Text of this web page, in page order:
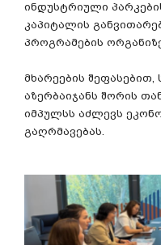
ინდუსტრიული
კაპიტალის
პროგრამების
მხარეების შეფასებით
აზერბაიჯანს შორის
იმპულსს აძლევს
გაღრმავებას